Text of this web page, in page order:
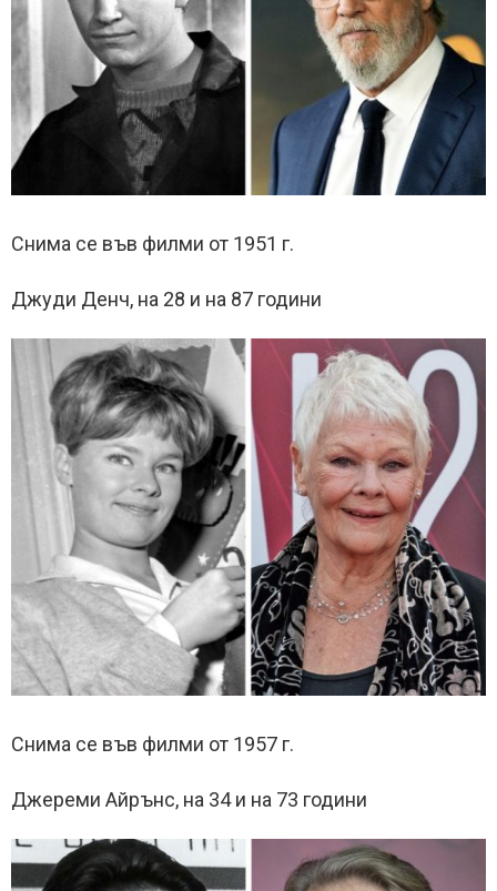
Снима се във филми от 1951 г.
Джуди Денч, на 28 и на 87 години
Снима се във филми от 1957 г.
Джереми Айрънс, на 34 и на 73 години